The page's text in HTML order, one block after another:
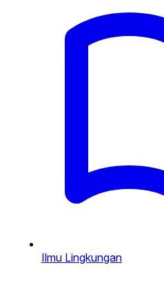
Ilmu Lingkungan